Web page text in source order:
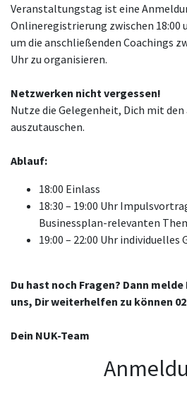
Veranstaltungstag ist eine
Onlineregistrierung zwischen 18:00
um die anschließenden Coachings
Uhr zu organisieren.
Netzwerken nicht vergessen!
Nutze die Gelegenheit, Dich mit den
auszutauschen.
Ablauf:
18:00 Einlass
18:30 – 19:00 Uhr
Businessplan-relevanten
19:00 – 22:00 Uhr individuelles
Du hast noch Fragen? Dann
uns, Dir weiterhelfen zu können
Dein NUK-Team